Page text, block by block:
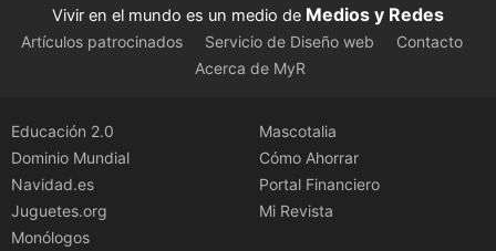
Vivir en el mundo es un medio de Medios y Redes
Artículos patrocinados Servicio de Diseño web
Contacto
Acerca de MyR
Educación 2.0
Dominio Mundial
Navidad.es
Juguetes.org
Monólogos
Mascotalia
Cómo Ahorrar
Portal Financiero
Mi Revista